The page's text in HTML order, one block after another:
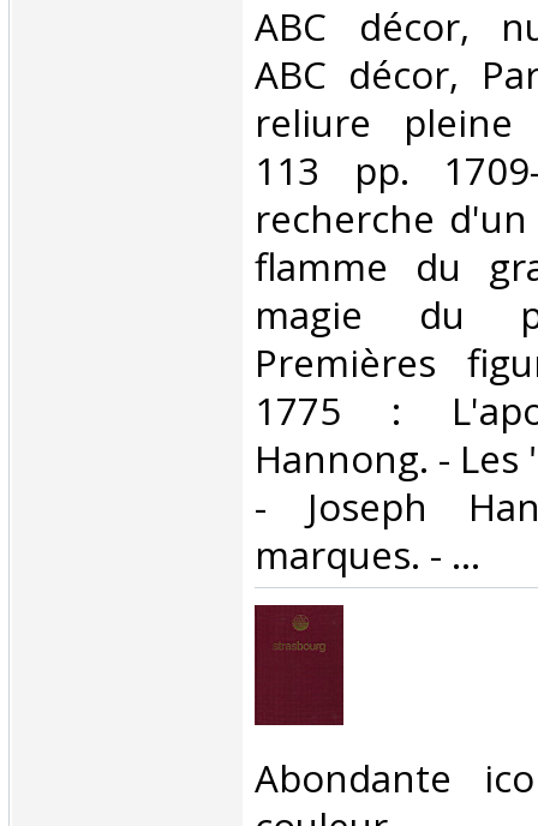
‎ABC décor,
ABC décor,
reliure
113 pp.
recherche
flamme du
magie du
Premières
1775 :
Hannong. -
- Joseph
marques. - ...‎
‎Abondante